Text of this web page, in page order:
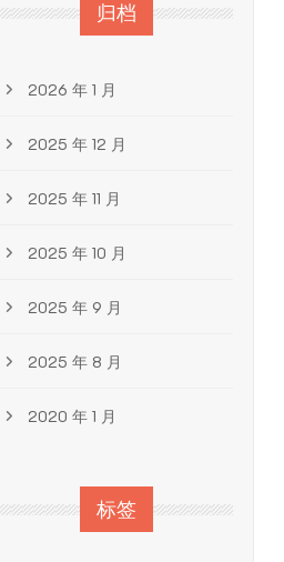
归档
2026 年 1 月
2025 年 12 月
2025 年 11 月
2025 年 10 月
2025 年 9 月
2025 年 8 月
2020 年 1 月
标签